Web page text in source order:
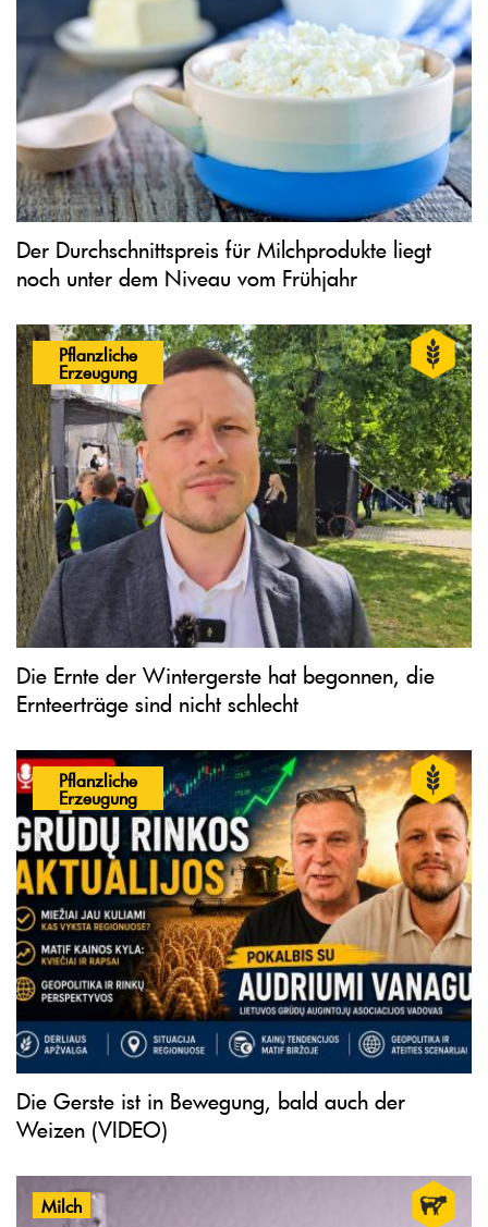
Der Durchschnittspreis für Milchprodukte liegt
noch unter dem Niveau vom Frühjahr
Pflanzliche
Erzeugung
Die Ernte der Wintergerste hat begonnen, die
Ernteerträge sind nicht schlecht
Pflanzliche
Erzeugung
Die Gerste ist in Bewegung, bald auch der
Weizen (VIDEO)
Milch